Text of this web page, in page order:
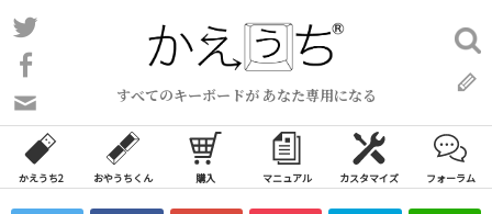
コ
ン
ン
ツ
ス
すべてのキーボードが あなた専用になる
い
合
わ
検
索:
かえうち2 おやうちくん 購入 マニュアル カスタマイズ フォーラム